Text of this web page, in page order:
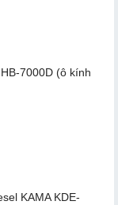
7000D (ô kính
KAMA KDE-